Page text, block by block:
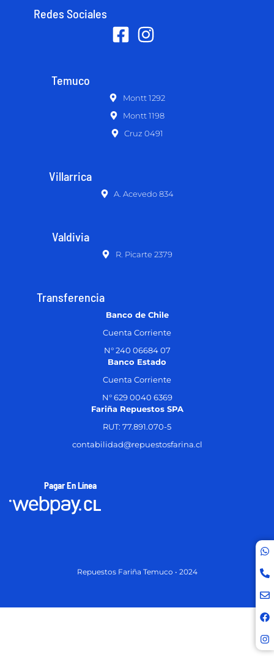
Redes Sociales
Temuco
Montt 1292
Montt 1198
Cruz 0491
Villarrica
A. Acevedo 834
Valdivia
R. Picarte 2379
Transferencia
Banco de Chile
Cuenta Corriente
N° 240 06684 07
Banco Estado
Cuenta Corriente
N° 629 0040 6369
Fariña Repuestos SPA
RUT: 77.891.070-5
contabilidad@repuestosfarina.cl
Pagar En Línea
Repuestos Fariña Temuco • 2024